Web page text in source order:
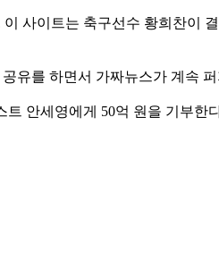
사이트는 축구선수 황희찬이
유를 하면서 가짜뉴스가 계속
안세영에게 50억 원을 기부